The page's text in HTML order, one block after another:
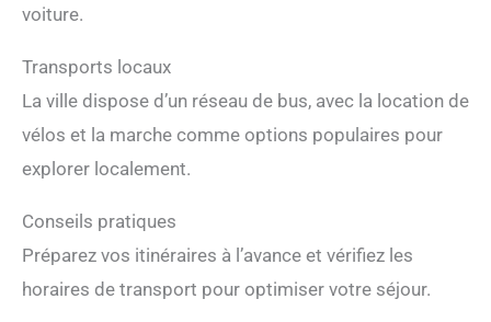
voiture.
Transports locaux
La ville dispose d’un réseau de bus, avec la location de
vélos et la marche comme options populaires pour
explorer localement.
Conseils pratiques
Préparez vos itinéraires à l’avance et vérifiez les
horaires de transport pour optimiser votre séjour.